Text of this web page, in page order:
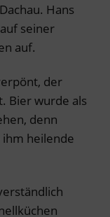
Hans
seiner
auf.
der
Bier wurde als
denn
heilende